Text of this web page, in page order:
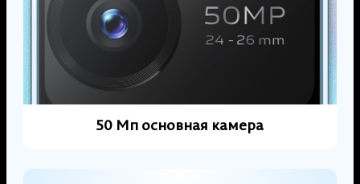
50 Мп основная камера